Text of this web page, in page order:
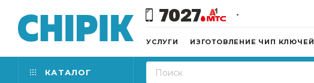
7027
УСЛУГИ ИЗГОТОВЛЕНИЕ ЧИП КЛЮЧЕЙ
КАТАЛОГ